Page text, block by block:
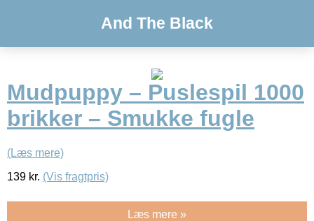
And The Black
Mudpuppy – Puslespil 1000
brikker – Smukke fugle
(Læs mere)
139 kr. (Vis fragtpris)
Læs mere »